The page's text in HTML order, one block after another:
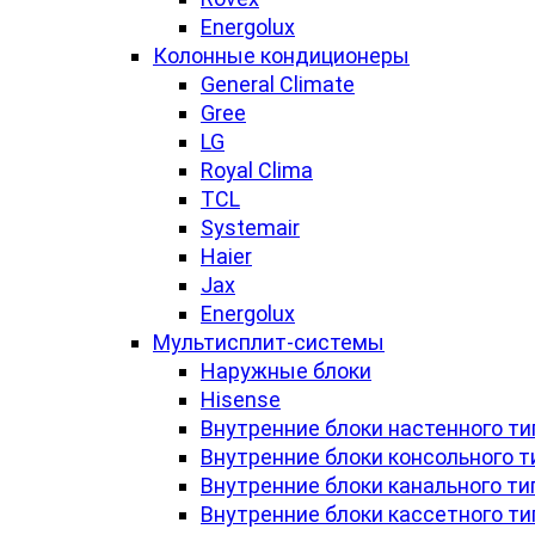
Energolux
Колонные кондиционеры
General Climate
Gree
LG
Royal Clima
TCL
Systemair
Haier
Jax
Energolux
Мультисплит-системы
Наружные блоки
Hisense
Внутренние блоки настенного
Внутренние блоки консольного
Внутренние блоки канального
Внутренние блоки кассетного